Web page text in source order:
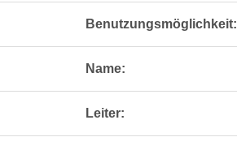
Benutzungsmöglichkeit:
Name:
Leiter: